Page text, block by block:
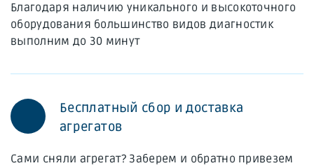
Благодаря наличию уникального и высокоточного
оборудования большинство видов диагностик
выполним до 30 минут
Бесплатный сбор и доставка
агрегатов
Сами сняли агрегат? Заберем и обратно привезем